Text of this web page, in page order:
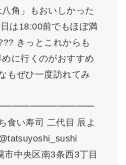
角」もおいしかった
は18:00前でもほぼ満
きっとこれからも
に行くのがおすすめ
もぜひ一度訪れてみ
い寿司 二代目 辰よ
市中央区南3条西3丁目